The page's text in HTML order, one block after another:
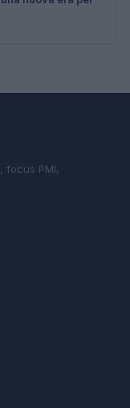
focus PMI,